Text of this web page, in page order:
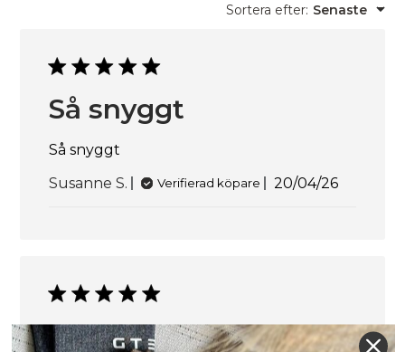
Sortera efter: Senaste
Så snyggt
Så snyggt
Susanne S.
Verifierad köpare 20/04/26
Snygg och bekväm!